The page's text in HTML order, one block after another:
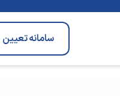
سامانه